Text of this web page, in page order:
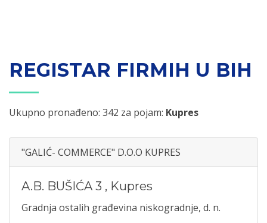
REGISTAR FIRMIH U BIH
Ukupno pronađeno: 342 za pojam: Kupres
"GALIĆ- COMMERCE" D.O.O KUPRES
A.B. BUŠIĆA 3 , Kupres
Gradnja ostalih građevina niskogradnje, d. n.